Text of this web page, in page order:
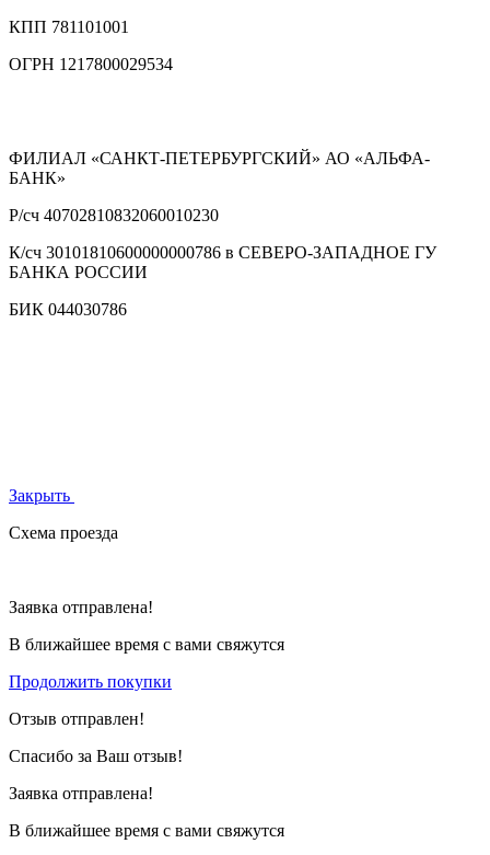
КПП 781101001
ОГРН 1217800029534
ФИЛИАЛ «САНКТ-ПЕТЕРБУРГСКИЙ» АО «АЛЬФА-
БАНК»
Р/сч 40702810832060010230
К/сч 30101810600000000786 в СЕВЕРО-ЗАПАДНОЕ ГУ
БАНКА РОССИИ
БИК 044030786
Закрыть
Схема проезда
Заявка отправлена!
В ближайшее время с вами свяжутся
Продолжить покупки
Отзыв отправлен!
Спасибо за Ваш отзыв!
Заявка отправлена!
В ближайшее время с вами свяжутся